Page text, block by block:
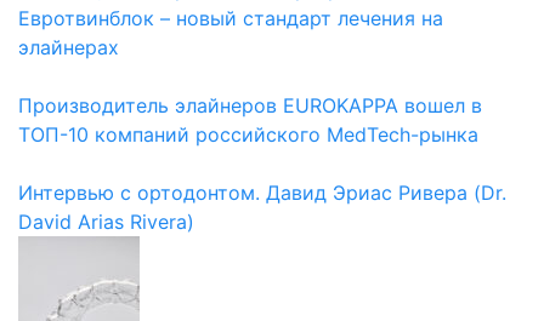
Евротвинблок – новый стандарт лечения на
элайнерах
Производитель элайнеров EUROKAPPA вошел в
ТОП-10 компаний российского MedTech-рынка
Интервью с ортодонтом. Давид Эриас Ривера (Dr.
David Arias Rivera)